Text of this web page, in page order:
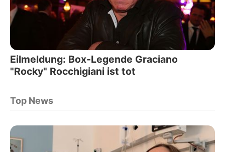
Eilmeldung: Box-Legende Graciano
"Rocky" Rocchigiani ist tot
Top News